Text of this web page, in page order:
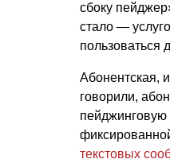
сбоку
стало —
пользоваться
Абонентская,
говорили,
пейджинговую
текстовых